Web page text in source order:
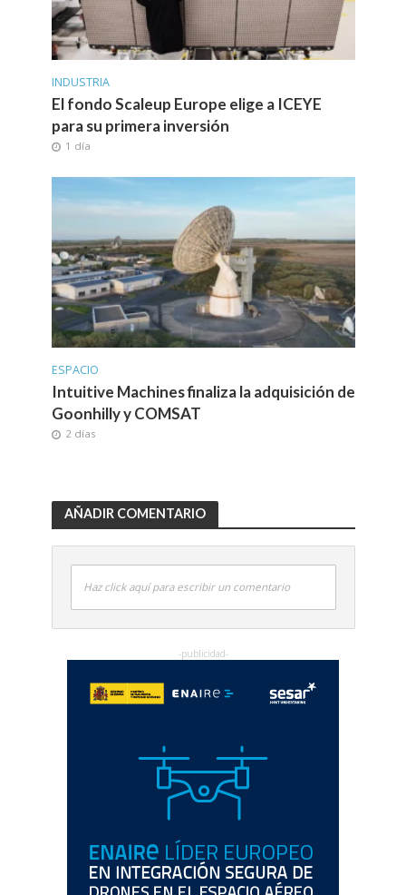
INDUSTRIA
El fondo Scaleup Europe elige a ICEYE
para su primera inversión
1 día
ESPACIO
Intuitive Machines finaliza la adquisición de
Goonhilly y COMSAT
2 días
AÑADIR COMENTARIO
Haz click aquí para escribir un comentario